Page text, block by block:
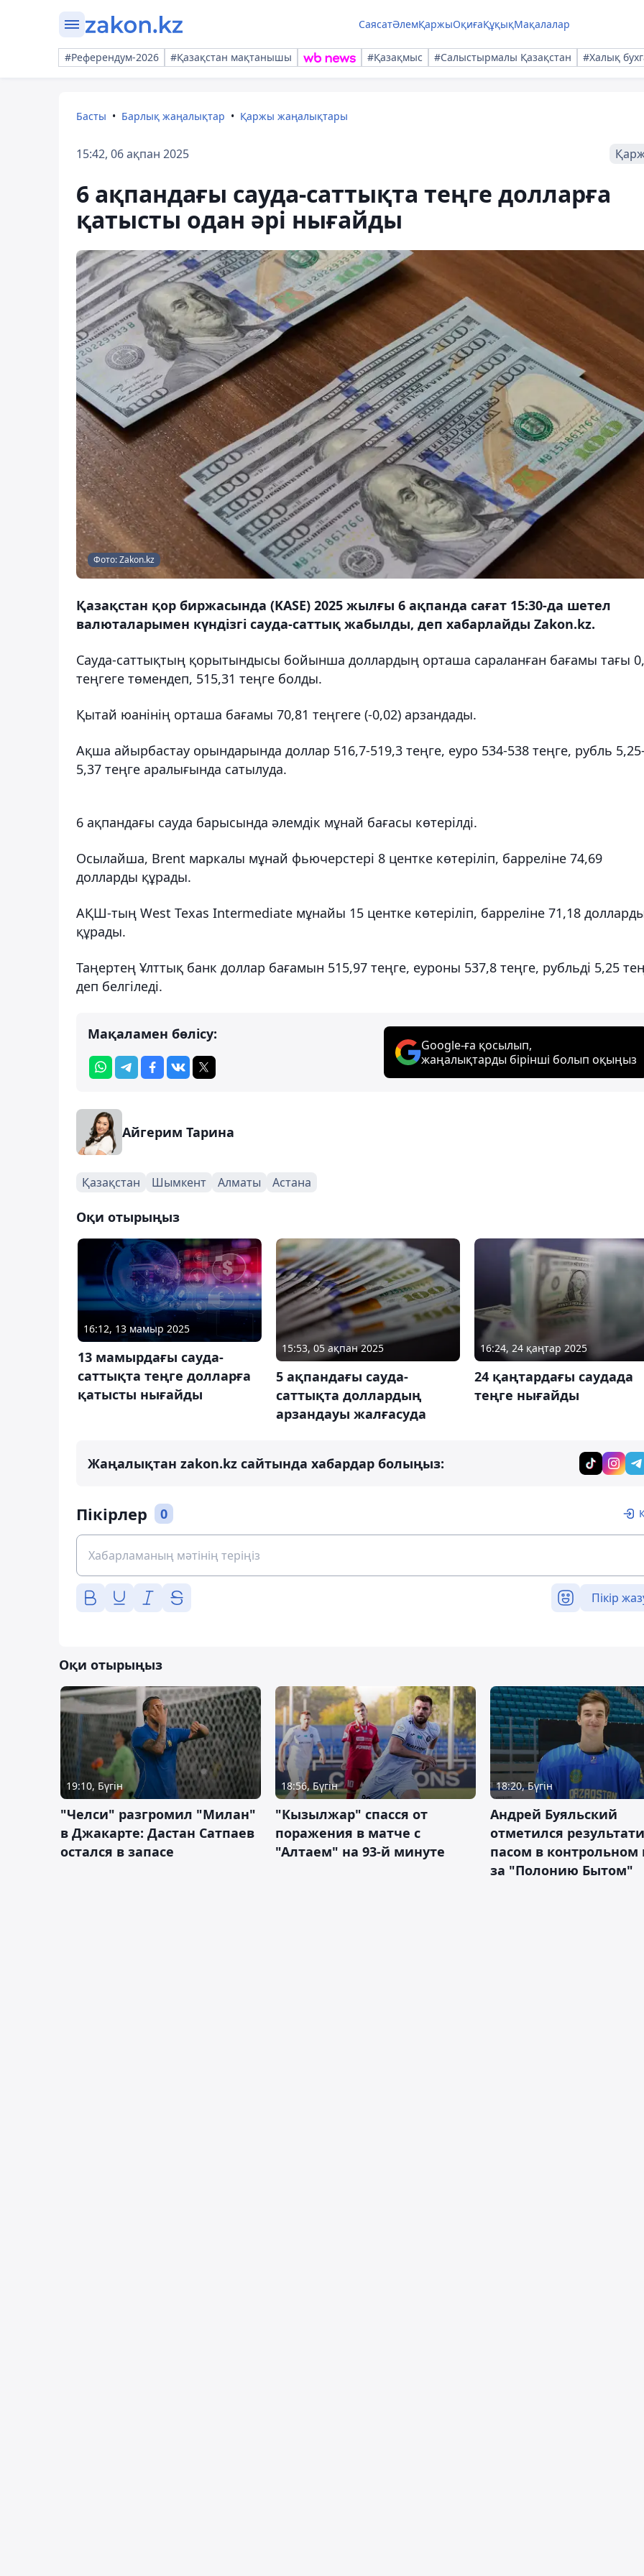
СаясатӘлемҚаржыОқиғаҚұқықМақалалар
#Референдум-2026 #Қазақстан мақтанышы #Қазақмыс #Салыстырмалы Қазақстан #Халық
Басты Барлық жаңалықтар Қаржы жаңалықтары
15:42, 06 ақпан 2025
6 ақпандағы сауда-саттықта теңге долларға
қатысты одан әрі нығайды
Фото: Zakon.kz
Қазақстан қор биржасында (KASE) 2025 жылғы 6 ақпанда сағат 15:30-да шетел
валюталарымен күндізгі сауда-саттық жабылды, деп хабарлайды Zakon.kz.
Сауда-саттықтың қорытындысы бойынша доллардың орташа сараланған бағамы тағы
теңгеге төмендеп, 515,31 теңге болды.
Қытай юанінің орташа бағамы 70,81 теңгеге (-0,02) арзандады.
Ақша айырбастау орындарында доллар 516,7-519,3 теңге, еуро 534-538 теңге, рубль
5,37 теңге аралығында сатылуда.
6 ақпандағы сауда барысында әлемдік мұнай бағасы көтерілді.
Осылайша, Brent маркалы мұнай фьючерстері 8 центке көтеріліп, барреліне 74,69
долларды құрады.
АҚШ-тың West Texas Intermediate мұнайы 15 центке көтеріліп, барреліне 71,18
құрады.
Таңертең Ұлттық банк доллар бағамын 515,97 теңге, еуроны 537,8 теңге, рубльді 5,25
деп белгіледі.
Мақаламен бөлісу:
Google-ға қосылып,
жаңалықтарды бірінші болып оқыңыз
Айгерим Тарина
Қазақстан Шымкент Алматы Астана
Оқи отырыңыз
16:12, 13 мамыр 2025
13 мамырдағы сауда-
саттықта теңге долларға
қатысты нығайды
15:53, 05 ақпан 2025
5 ақпандағы сауда-
саттықта доллардың
арзандауы жалғасуда
16:24, 24 қаңтар 2025
24 қаңтардағы саудада
теңге нығайды
Жаңалықтан zakon.kz сайтында хабардар болыңыз:
Пікірлер 0
Пікір
Оқи отырыңыз
19:10, Бүгін
"Челси" разгромил "Милан"
в Джакарте: Дастан Сатпаев
остался в запасе
18:56, Бүгін
"Кызылжар" спасся от
поражения в матче с
"Алтаем" на 93-й минуте
18:20, Бүгін
Андрей Буяльский
отметился
пасом в контрольном
за "Полонию Бытом"